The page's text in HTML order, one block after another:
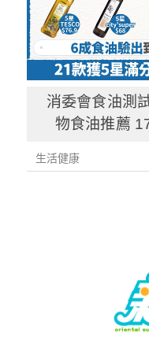
消委會食油測
物食油推薦
生活健康